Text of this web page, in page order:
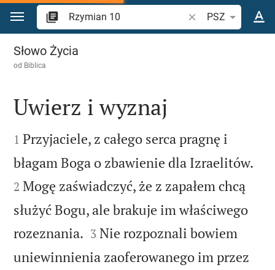
Przejdź do treści
Szukaj wersetu lub
PSZ
Rzymian 10
Słowo Życia
od Biblica

Uwierz i wyznaj

1 Przyjaciele, z całego serca pragnę i
błagam Boga o zbawienie dla Izraelitów.
2 Mogę zaświadczyć, że z zapałem chcą
służyć Bogu, ale brakuje im właściwego
rozeznania. 

3 Nie rozpoznali bowiem
uniewinnienia zaoferowanego im przez